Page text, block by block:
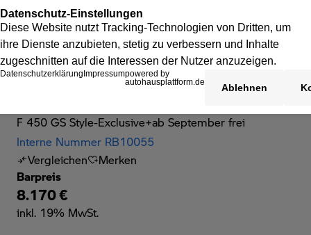
F 450 GS Style-Exclusive+ab September frei
Interne Nummer RB10055
Vergleichen
Merken
Barpreis
8.170 €
inkl. 19% MwSt.